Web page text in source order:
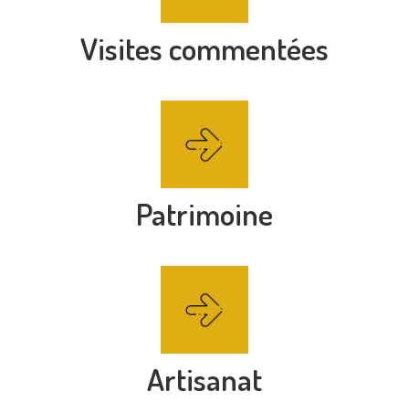
Visites commentées
Patrimoine
Artisanat